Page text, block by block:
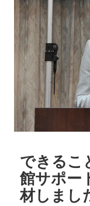
できるこ
館サポー
材しまし